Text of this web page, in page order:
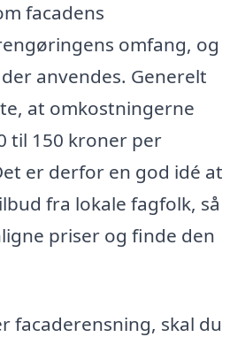
facadens
omfang, og
anvendes. Generelt
at omkostningerne
til 150 kroner per
er derfor en god idé at
fra lokale fagfolk, så
priser og finde den
facaderensning, skal du